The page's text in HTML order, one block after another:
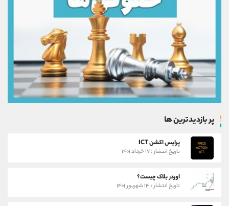
پر بازدیدترین ها
پرایس اکشن ICT
تاریخ انتشار : ۱۷ خرداد ۱۴۰۱
اوردر بلاک چیست؟
تاریخ انتشار : ۱۳ شهریور ۱۴۰۱